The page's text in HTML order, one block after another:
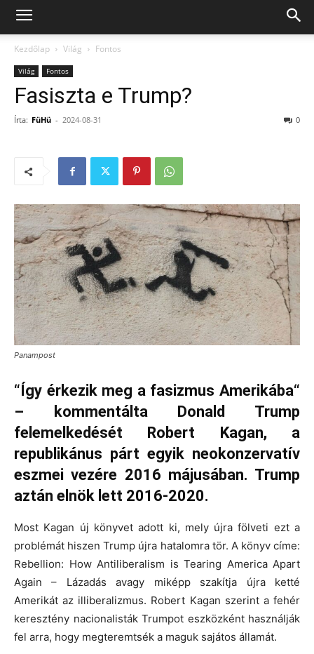
Kezdőlap Világ Fontos
Világ Fontos
Fasiszta e Trump?
Írta: FüHü - 2024-08-31 0
Panampost
“Így érkezik meg a fasizmus Amerikába“
– kommentálta Donald Trump
felemelkedését Robert Kagan, a
republikánus párt egyik neokonzervatív
eszmei vezére 2016 májusában. Trump
aztán elnök lett 2016-2020.
Most Kagan új könyvet adott ki, mely újra fölveti ezt a
problémát hiszen Trump újra hatalomra tör. A könyv címe:
Rebellion: How Antiliberalism is Tearing America Apart
Again – Lázadás avagy miképp szakítja újra ketté
Amerikát az illiberalizmus. Robert Kagan szerint a fehér
keresztény nacionalisták Trumpot eszközként használják
fel arra, hogy megteremtsék a maguk sajátos államát.